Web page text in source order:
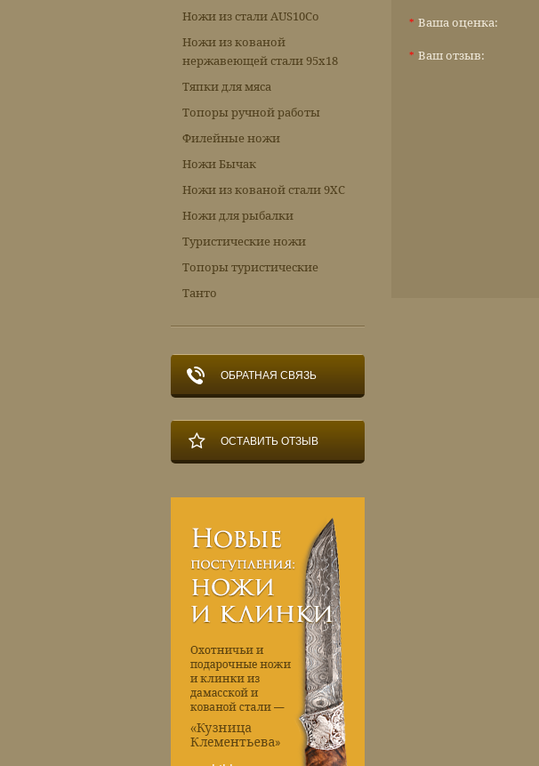
Ваша оценка:
*
Ваш отзыв:
*
Ножи из стали AUS10Co
Ножи из кованой
нержавеющей стали 95х18
Тяпки для мяса
Топоры ручной работы
Филейные ножи
Ножи Бычак
Ножи из кованой стали 9ХС
Ножи для рыбалки
Туристические ножи
Топоры туристические
Танто
ОБРАТНАЯ СВЯЗЬ
ОСТАВИТЬ ОТЗЫВ